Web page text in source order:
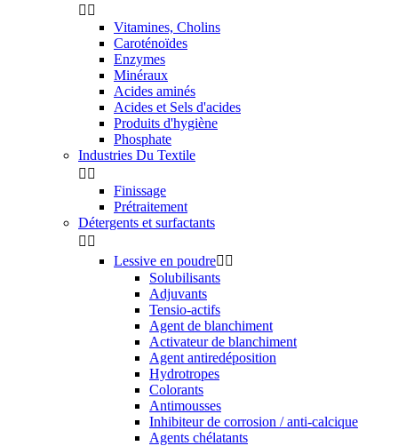
 
Vitamines, Cholins
Caroténoïdes
Enzymes
Minéraux
Acides aminés
Acides et Sels d'acides
Produits d'hygiène
Phosphate
Industries Du Textile
 
Finissage
Prétraitement
Détergents et surfactants
 
Lessive en poudre 
Solubilisants
Adjuvants
Tensio-actifs
Agent de blanchiment
Activateur de blanchiment
Agent antiredéposition
Hydrotropes
Colorants
Antimousses
Inhibiteur de corrosion / anti-calcique
Agents chélatants